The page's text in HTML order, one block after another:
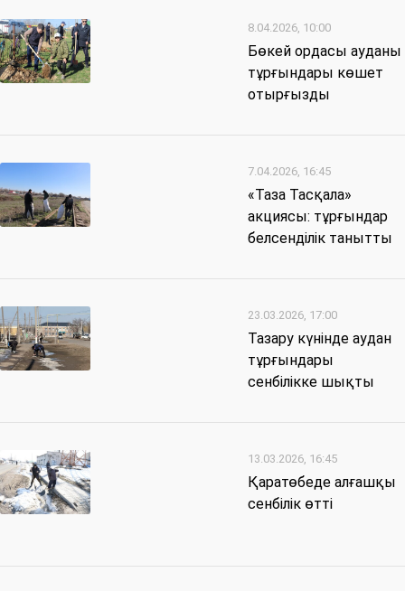
8.04.2026, 10:00
Бөкей ордасы ауданы
тұрғындары көшет
отырғызды
7.04.2026, 16:45
«Таза Тасқала»
акциясы: тұрғындар
белсенділік танытты
23.03.2026, 17:00
Тазару күнінде аудан
тұрғындары
сенбілікке шықты
13.03.2026, 16:45
Қаратөбеде алғашқы
сенбілік өтті